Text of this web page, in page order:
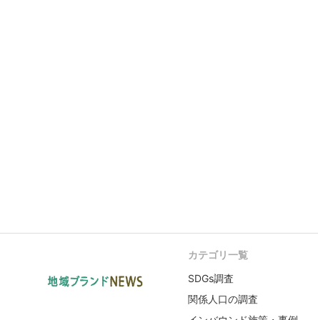
カテゴリ一覧
SDGs調査
関係人口の調査